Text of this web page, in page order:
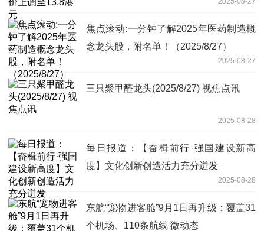
焦点滚动:一分钟了解2025年医药制造概
念龙头股，附名单！（2025/8/27）
2025-08-27
三只聚甲醛龙头(2025/8/27) 视焦点讯
2025-08-28
每日报道：【奋楫前行·强国建设新高
度】文化创新创造活力充分迸发
2025-08-28
东航“宠物进客舱”9月1日再升级：覆盖31
个机场、110条航线 微动态